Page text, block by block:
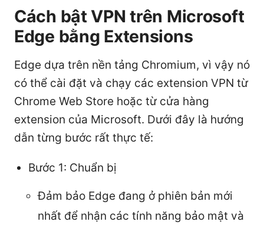
Cách bật VPN trên Microsoft
Edge bằng Extensions
Edge dựa trên nền tảng Chromium, vì vậy nó
có thể cài đặt và chạy các extension VPN từ
Chrome Web Store hoặc từ cửa hàng
extension của Microsoft. Dưới đây là hướng
dẫn từng bước rất thực tế:
Bước 1: Chuẩn bị
Đảm bảo Edge đang ở phiên bản mới
nhất để nhận các tính năng bảo mật và